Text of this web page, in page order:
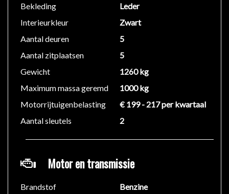
Bekleding
Leder
Interieurkleur
Zwart
Aantal deuren
5
Aantal zitplaatsen
5
Gewicht
1260 kg
Maximum massa geremd
1000 kg
Motorrijtuigenbelasting
€ 199 - 217 per kwartaal
Aantal sleutels
2
Motor en transmissie
Brandstof
Benzine